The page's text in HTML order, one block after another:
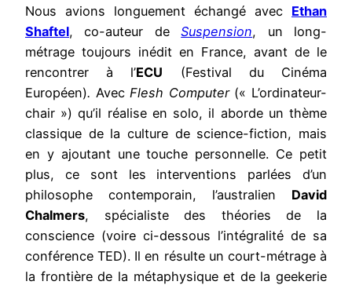
Nous avions longuement échangé avec Ethan
Shaftel, co-auteur deSuspension, un long-
métrage toujours inédit en France, avant de le
rencontrer à l’ECU (Festival du Cinéma
Européen). Avec Flesh Computer(« L’ordinateur-
chair ») qu’il réalise en solo, il aborde un thème
classique de la culture de science-fiction, mais
en y ajoutant une touche personnelle. Ce petit
plus, ce sont les interventions parlées d’un
philosophe contemporain, l’australien David
Chalmers, spécialiste des théories de la
conscience (voire ci-dessous l’intégralité de sa
conférence TED). Il en résulte un court-métrage à
la frontière de la métaphysique et de la geekerie